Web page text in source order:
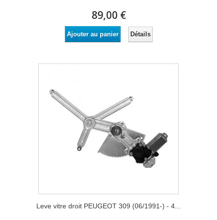
89,00 €
Ajouter au panier Détails
Leve vitre droit PEUGEOT 309 (06/1991-) - 4...